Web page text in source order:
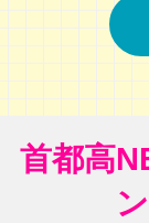
首都高